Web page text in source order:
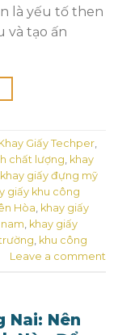
là yếu tố then
và tạo ấn
Giấy Techper,
chất lượng, khay
khay giấy đựng mỹ
giấy khu công
Hòa, khay giấy
, khay giấy
, khu công
Leave a comment
Nai: Nên